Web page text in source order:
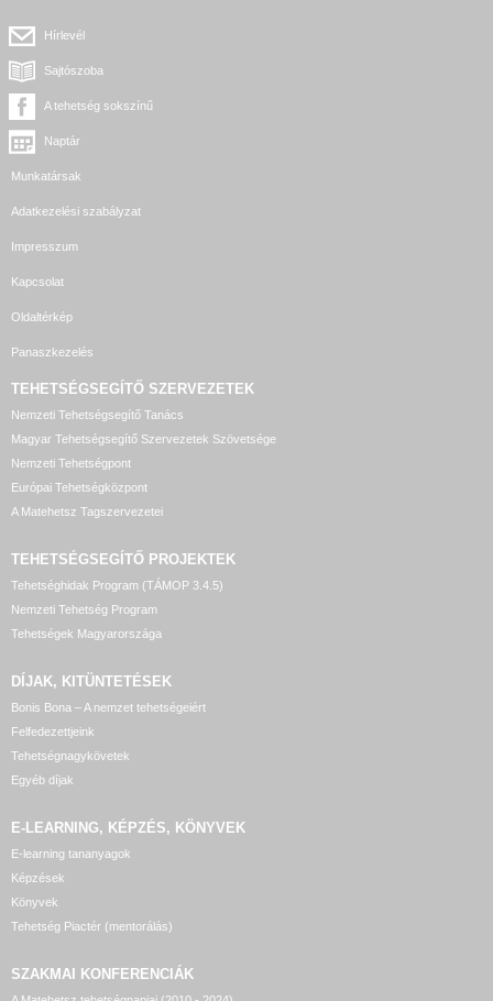
Hírlevél
Sajtószoba
A tehetség sokszínű
Naptár
Munkatársak
Adatkezelési szabályzat
Impresszum
Kapcsolat
Oldaltérkép
Panaszkezelés
TEHETSÉGSEGÍTŐ SZERVEZETEK
Nemzeti Tehetségsegítő Tanács
Magyar Tehetségsegítő Szervezetek Szövetsége
Nemzeti Tehetségpont
Európai Tehetségközpont
A Matehetsz Tagszervezetei
TEHETSÉGSEGÍTŐ PROJEKTEK
Tehetséghidak Program (TÁMOP 3.4.5)
Nemzeti Tehetség Program
Tehetségek Magyarországa
DÍJAK, KITÜNTETÉSEK
Bonis Bona – A nemzet tehetségeiért
Felfedezettjeink
Tehetségnagykövetek
Egyéb díjak
E-LEARNING, KÉPZÉS, KÖNYVEK
E-learning tananyagok
Képzések
Könyvek
Tehetség Piactér (mentorálás)
SZAKMAI KONFERENCIÁK